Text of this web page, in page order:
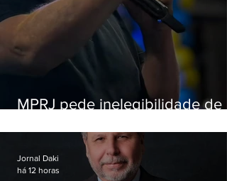
MPRJ pede inelegibilidade de
Jornal Daki
há 12 horas